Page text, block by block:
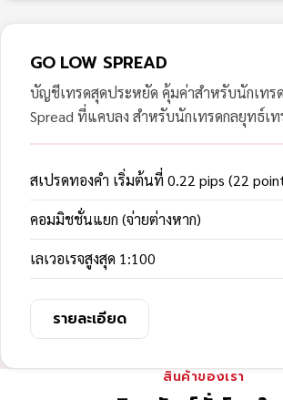
GO LOW SPREAD
บัญชีเทรดสุดประหยัด คุ้มค่าสำหรับนักเทร
Spread ที่แคบลง สำหรับนักเทรดกลยุทธ์เ
สเปรดทองคำ เริ่มต้นที่ 0.22 pips (22
คอมมิชชั่นแยก (จ่ายต่างหาก)
เลเวอเรจสูงสุด 1:100
รายละเอียด
สินค้าของเรา